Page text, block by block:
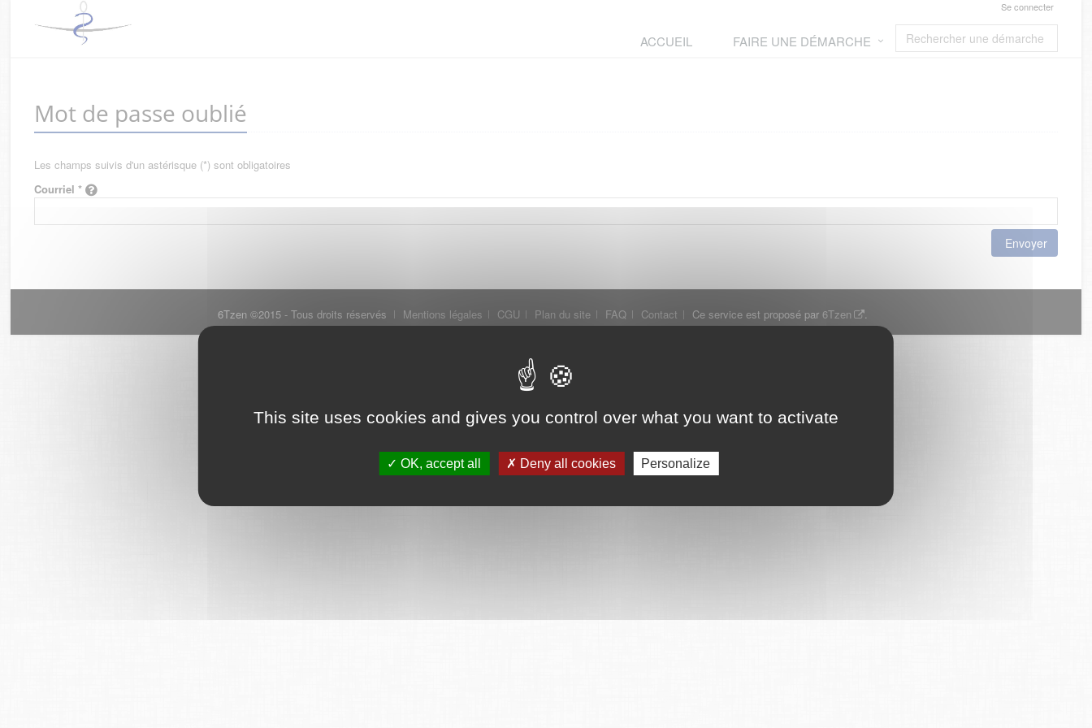
This site uses cookies and gives you control over what you want to activate
OK, accept all Deny all cookies Personalize
Se connecter
ACCUEIL FAIRE UNE DÉMARCHE
Mot de passe oublié
Les champs suivis d'un astérisque (*) sont obligatoires
Courriel *
Envoyer
6Tzen ©2015 - Tous droits réservés Mentions légales CGU Plan du site FAQ Contact Ce service est proposé par 6Tzen .